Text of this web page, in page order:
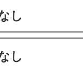
・路線か
し
し